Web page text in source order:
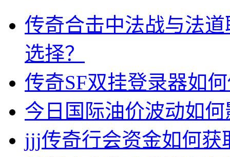
传奇合击中法战与法
选择？
传奇SF双挂登录器如
今日国际油价波动如
jjj传奇行会资金如何获